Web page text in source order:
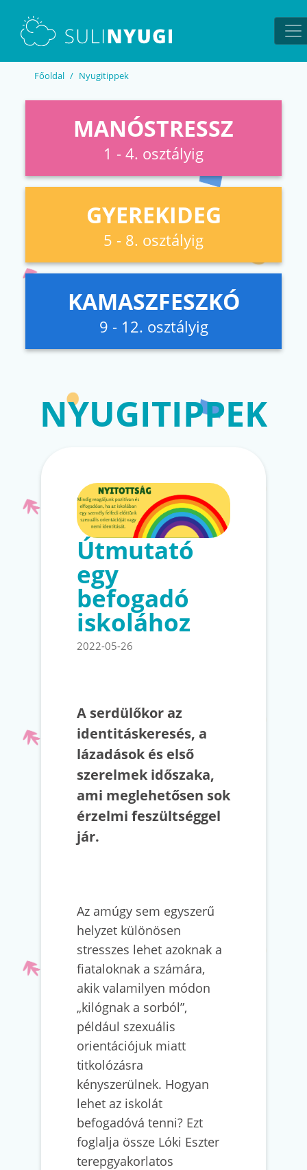
Főoldal Nyugitippek
MANÓSTRESSZ
1 - 4. osztályig
GYEREKIDEG
5 - 8. osztályig
KAMASZFESZKÓ
9 - 12. osztályig
NYUGITIPPEK
Útmutató
egy
befogadó
iskolához
2022-05-26
A serdülőkor az
identitáskeresés, a
lázadások és első
szerelmek időszaka,
ami meglehetősen sok
érzelmi feszültséggel
jár.
Az amúgy sem egyszerű
helyzet különösen
stresszes lehet azoknak a
fiataloknak a számára,
akik valamilyen módon
„kilógnak a sorból”,
például szexuális
orientációjuk miatt
titkolózásra
kényszerülnek. Hogyan
lehet az iskolát
befogadóvá tenni? Ezt
foglalja össze Lóki Eszter
terepgyakorlatos